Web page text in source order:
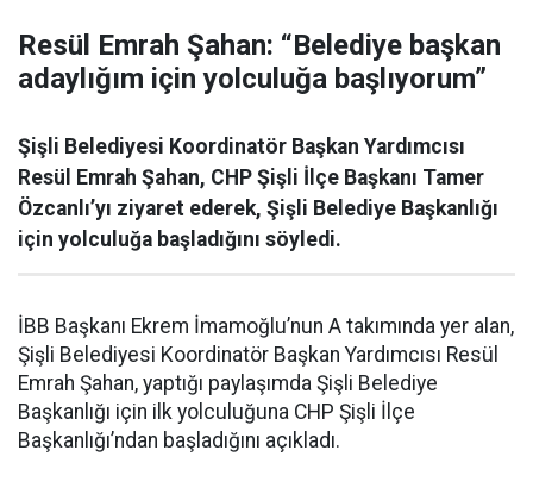
Resül Emrah Şahan: “Belediye başkan
adaylığım için yolculuğa başlıyorum”
Şişli Belediyesi Koordinatör Başkan Yardımcısı
Resül Emrah Şahan, CHP Şişli İlçe Başkanı Tamer
Özcanlı’yı ziyaret ederek, Şişli Belediye Başkanlığı
için yolculuğa başladığını söyledi.
İBB Başkanı Ekrem İmamoğlu’nun A takımında yer alan,
Şişli Belediyesi Koordinatör Başkan Yardımcısı Resül
Emrah Şahan, yaptığı paylaşımda Şişli Belediye
Başkanlığı için ilk yolculuğuna CHP Şişli İlçe
Başkanlığı’ndan başladığını açıkladı.